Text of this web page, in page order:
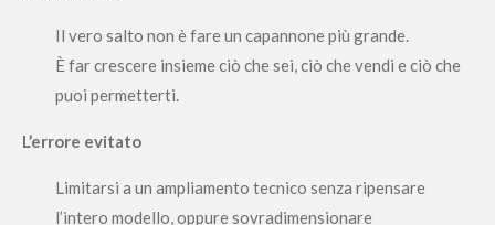
Il vero salto non è fare un capannone più grande.
È far crescere insieme ciò che sei, ciò che vendi e ciò che
puoi permetterti.
L’errore evitato
Limitarsi a un ampliamento tecnico senza ripensare
l’intero modello, oppure sovradimensionare